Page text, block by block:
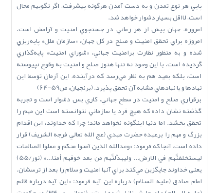
پايي هر نوع تمدن و به دست آمدن هرگونه پيشرفت، اگر نگوييم محال
است، لااقل بسيار دشوار خواهد شد.
امروزه، جهان بيش از هر زماني در جستجوي امنيت و آرامش است.
امروزه براي تحقق امنيت و صلح در کل جهان، «سازمان ملل» پايه‌ريزي
شده و به منظور نظارت برامنيت جهاني، «شوراي امنيت» پايه‌گذاري
گرديده است. با اين وجود نه تنها هنوز صلح و امنيت به وقوع نپيوسته
است، بلکه بعيد هم به نظر مي‌رسد که درآينده، اين آرمان توسط اين
نهادها و يا نهادهاي مشابه آن تحقق پذيرد. (برنجيان، ص59-64)
برقراري صلح و امنيت در سطح جهاني، کاري بس دشوار است و تجربه
گذشته نشان داده که هيچ فرد يا سازماني نتوانسته است اين مهم را
تحقق بخشد. اما دنيا اينگونه نخواهد ماند؛ چرا که خداوند، اين اقدام
بزرگ و مهم را برعهده حضرت مهدي (عج ‌الله‌ تعالي‌ فرجه ‌الشريف) قرار
داده است، آنجا که فرمود: «وعدالله الذين آمنوا منكم و عملوا الصالحات
ليستخلفنَّهم في الارض... وليبدّلنَّهم من بعد خوفهم أمنا...» (نور/55)
يعنى خداوند جايگزين مي‌کند براي آنها امنيت و سلام را بعد از ترسشان.
امام صادق (عليه السلام) درباره اين آيه فرمود: «اين آيه درباره قائم